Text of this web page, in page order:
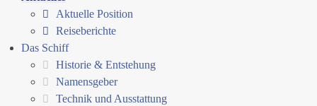
Aktuelle Position
Reiseberichte
Das Schiff
Historie & Entstehung
Namensgeber
Technik und Ausstattung